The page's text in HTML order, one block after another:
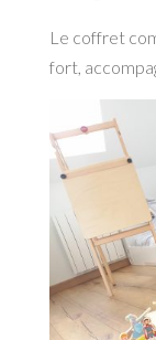
Le coffret
fort,